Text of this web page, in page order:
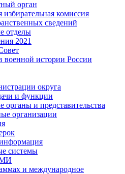
орган
избирательная комиссия
сведений
отделы
2021
военной истории России
округа
и функции
органы и представительства
организации
системы
и международное